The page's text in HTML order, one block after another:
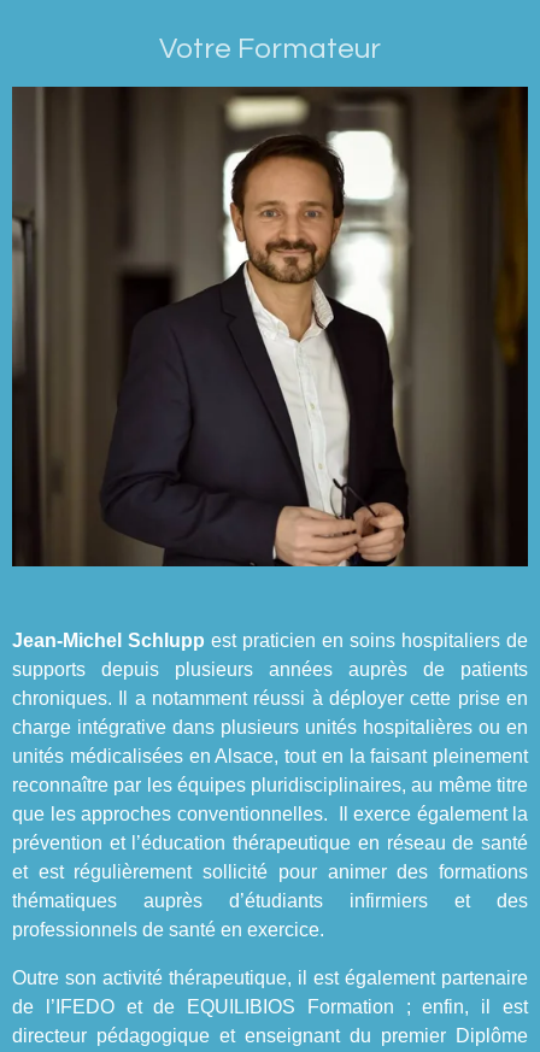
Votre Formateur
Jean-Michel Schlupp est praticien en soins hospitaliers de
supports depuis plusieurs années auprès de patients
chroniques. Il a notamment réussi à déployer cette prise en
charge intégrative dans plusieurs unités hospitalières ou en
unités médicalisées en Alsace, tout en la faisant pleinement
reconnaître par les équipes pluridisciplinaires, au même titre
que les approches conventionnelles. Il exerce également la
prévention et l’éducation thérapeutique en réseau de santé
et est régulièrement sollicité pour animer des formations
thématiques auprès d’étudiants infirmiers et des
professionnels de santé en exercice.
Outre son activité thérapeutique, il est également partenaire
de l’IFEDO et de EQUILIBIOS Formation ; enfin, il est
directeur pédagogique et enseignant du premier Diplôme